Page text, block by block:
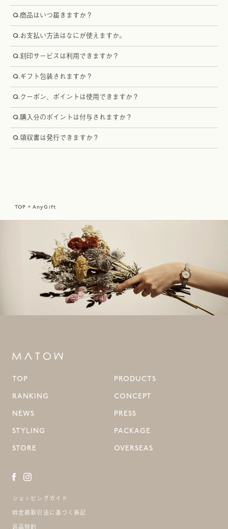
Q.商品はいつ届きますか？
Q.お支払い方法はなにが使えますか。
Q.刻印サービスは利用できますか？
Q.ギフト包装されますか？
Q.クーポン、ポイントは使用できますか？
Q.購入分のポイントは付与されますか？
Q.領収書は発行できますか？
TOP AnyGift
TOP
PRODUCTS
RANKING
CONCEPT
NEWS
PRESS
STYLING
PACKAGE
STORE
OVERSEAS
ショッピングガイド
特定商取引法に基づく表記
返品特約